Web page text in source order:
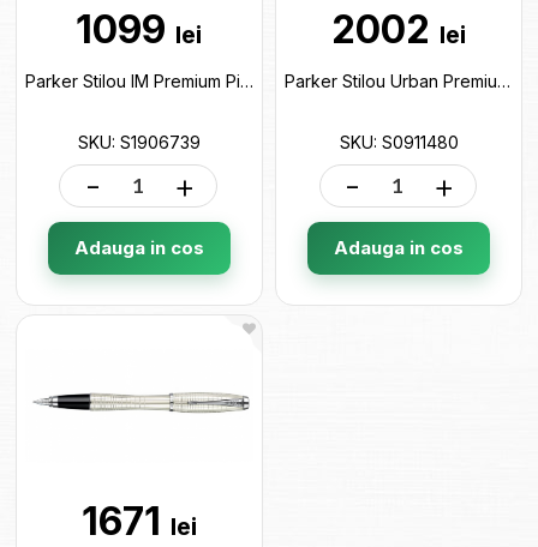
1099 lei
Parker Stilou IM Premium Pink S0949760 S1906739
SKU: S1906739
- +
Adauga in cos
2002 lei
Parker Stilou Urban Premium CL Negru 190994 S0911480
SKU: S0911480
- +
Adauga in cos
1671 lei